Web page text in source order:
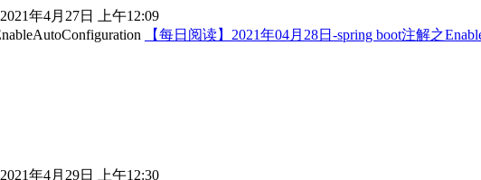
2021年4月27日 上午12:09
【每日阅读】2021年04月28日-spring boot注解之
2021年4月29日 上午12:30